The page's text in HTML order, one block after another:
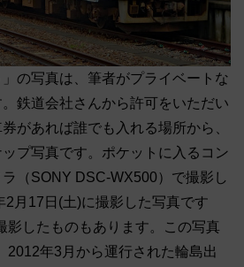
の写真は、筆者がプライベートな
鉄道会社さんから許可をいただい
があれば誰でも入れる場所から、
プ写真です。ポケットに入るコン
（SONY DSC-WX500）で撮影し
2月17日(土)に撮影した写真です
影したものもあります。この写真
2012年3月から運行された輪島出